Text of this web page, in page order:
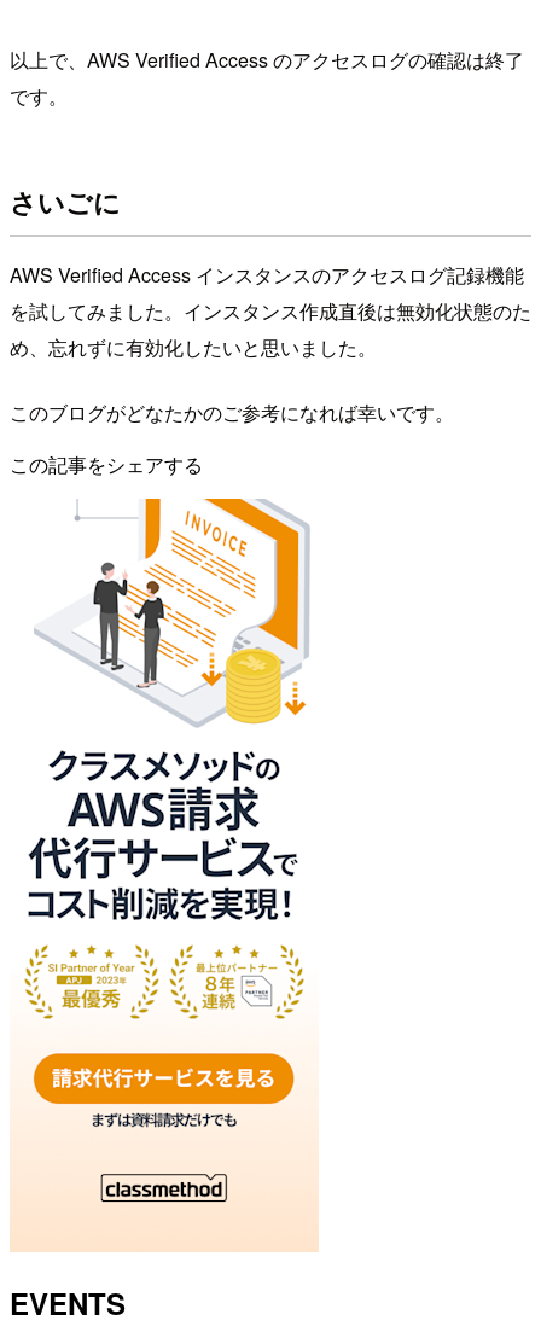
以上で、AWS Verified Access のアクセスログの確認は終了
です。
さいごに
AWS Verified Access インスタンスのアクセスログ記録機能
を試してみました。インスタンス作成直後は無効化状態のた
め、忘れずに有効化したいと思いました。
このブログがどなたかのご参考になれば幸いです。
この記事をシェアする
EVENTS